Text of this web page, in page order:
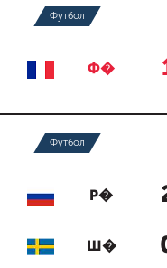
Футбол
Ф�
Футбол
Р�
Ш�